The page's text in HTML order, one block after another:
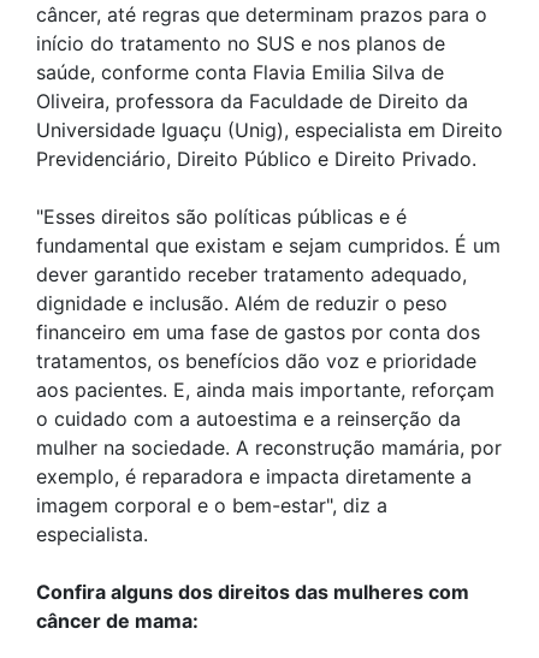
câncer, até regras que determinam prazos para o
início do tratamento no SUS e nos planos de
saúde, conforme conta Flavia Emilia Silva de
Oliveira, professora da Faculdade de Direito da
Universidade Iguaçu (Unig), especialista em Direito
Previdenciário, Direito Público e Direito Privado.
"Esses direitos são políticas públicas e é
fundamental que existam e sejam cumpridos. É um
dever garantido receber tratamento adequado,
dignidade e inclusão. Além de reduzir o peso
financeiro em uma fase de gastos por conta dos
tratamentos, os benefícios dão voz e prioridade
aos pacientes. E, ainda mais importante, reforçam
o cuidado com a autoestima e a reinserção da
mulher na sociedade. A reconstrução mamária, por
exemplo, é reparadora e impacta diretamente a
imagem corporal e o bem-estar", diz a
especialista.
Confira alguns dos direitos das mulheres com
câncer de mama: